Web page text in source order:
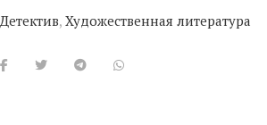
Детектив, Художественная литература